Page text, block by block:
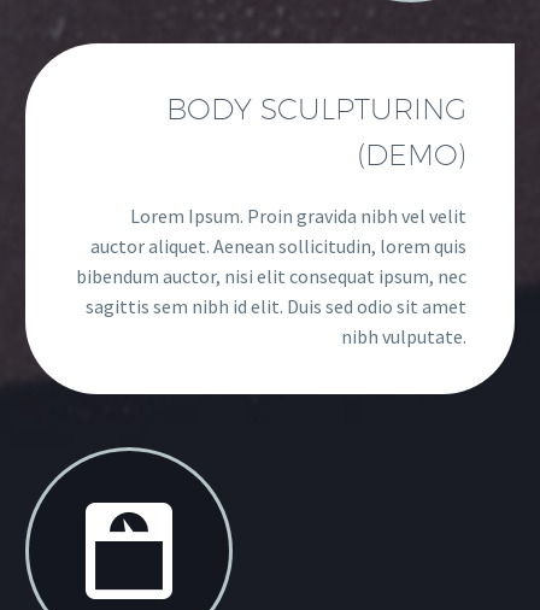
BODY SCULPTURING
(DEMO)
Lorem Ipsum. Proin gravida nibh vel velit
auctor aliquet. Aenean sollicitudin, lorem quis
bibendum auctor, nisi elit consequat ipsum, nec
sagittis sem nibh id elit. Duis sed odio sit amet
nibh vulputate.

